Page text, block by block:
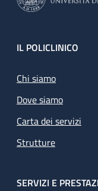
Footer
IL POLICLINICO
Chi siamo
Dove siamo
Carta dei servizi
Strutture
SERVIZI E